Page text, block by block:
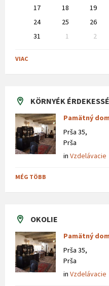
17 18 19
24
25 26
31
1 2
to
calendar
VIAC
KÖRNYÉK
Pamätný
Prša 35,
Prša
in Vzdelávacie
MÉG TÖBB
OKOLIE
Pamätný
Prša 35,
Prša
in Vzdelávacie